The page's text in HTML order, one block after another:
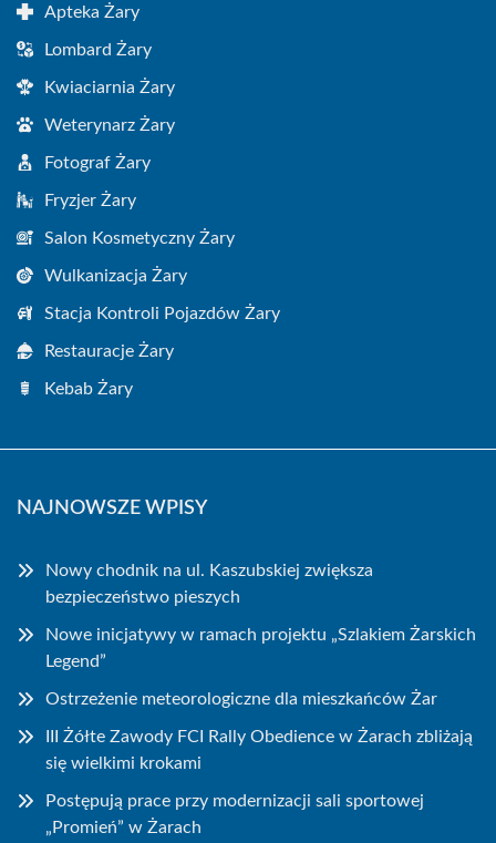
Apteka Żary
Lombard Żary
Kwiaciarnia Żary
Weterynarz Żary
Fotograf Żary
Fryzjer Żary
Salon Kosmetyczny Żary
Wulkanizacja Żary
Stacja Kontroli Pojazdów Żary
Restauracje Żary
Kebab Żary
NAJNOWSZE WPISY
Nowy chodnik na ul. Kaszubskiej zwiększa
bezpieczeństwo pieszych
Nowe inicjatywy w ramach projektu „Szlakiem Żarskich
Legend”
Ostrzeżenie meteorologiczne dla mieszkańców Żar
III Żółte Zawody FCI Rally Obedience w Żarach zbliżają
się wielkimi krokami
Postępują prace przy modernizacji sali sportowej
„Promień” w Żarach